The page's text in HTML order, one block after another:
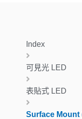
Index
可見光 LED
表貼式 LED
Surface Mount